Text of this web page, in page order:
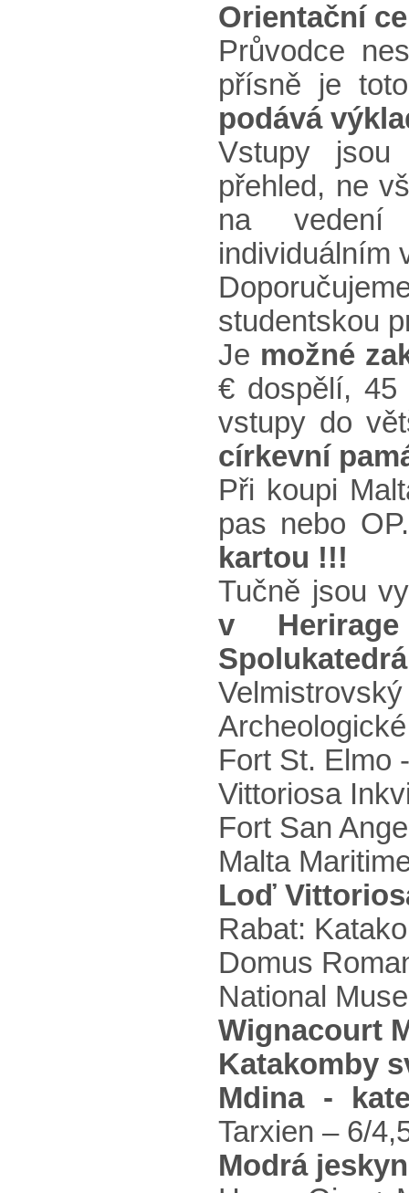
Orientační
Průvodce
přísně je
podává
Vstupy
přehled, ne
na vedení
individuálním
studentskou
Je možné
€ dospělí, 45
vstupy do
církevní
Při koupi
pas nebo
kartou !!!
Tučně jsou
v
Fort St. Elmo
Vittoriosa
Fort San
Malta
Loď
Rabat:
Domus
National
Wignacourt
Katakomby
Mdina -
Tarxien – 6/
Modrá